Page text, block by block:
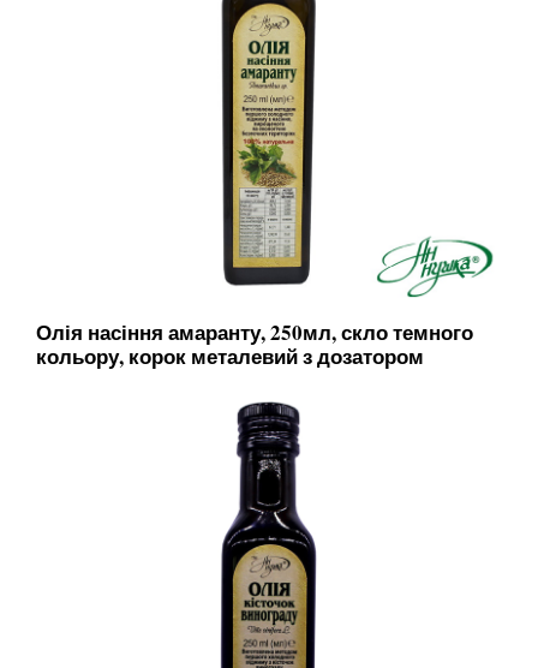
Олія насіння амаранту, 250мл, скло темного
кольору, корок металевий з дозатором